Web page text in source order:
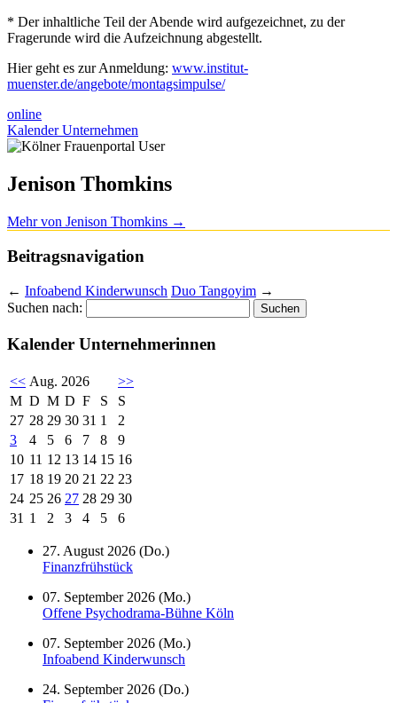
* Der inhaltliche Teil der Abende wird aufgezeichnet, zu der
Fragerunde wird die Aufzeichnung abgestellt.
Hier geht es zur Anmeldung: www.institut-
muenster.de/angebote/montagsimpulse/
online
Kalender Unternehmen
Jenison Thomkins
Mehr von Jenison Thomkins →
Beitragsnavigation
← Infoabend Kinderwunsch Duo Tangoyim →
Suchen nach:
Kalender Unternehmerinnen
<< Aug. 2026
>>
M D M D F S
S
27 28 29 30 31 1
2
3
4 5 6 7 8
9
10 11 12 13 14 15 16
17 18 19 20 21 22 23
24 25 26 27 28 29 30
31 1 2 3 4 5 6
27. August 2026 (Do.)
Finanzfrühstück
07. September 2026 (Mo.)
Offene Psychodrama-Bühne Köln
07. September 2026 (Mo.)
Infoabend Kinderwunsch
24. September 2026 (Do.)